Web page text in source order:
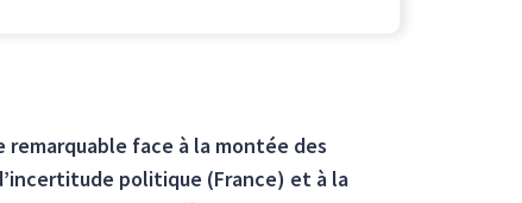
remarquable face à la montée des
politique (France) et à la